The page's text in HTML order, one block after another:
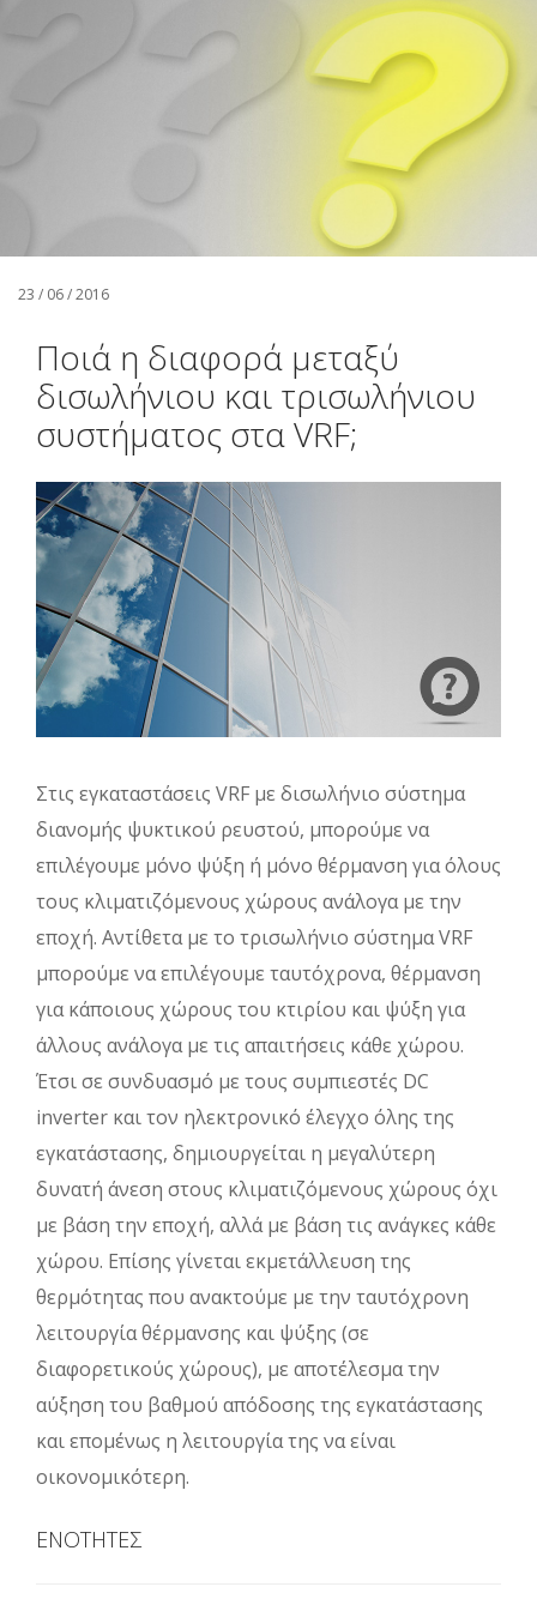
23 / 06 / 2016
Ποιά η διαφορά μεταξύ
δισωλήνιου και τρισωλήνιου
συστήματος στα VRF;
Στις εγκαταστάσεις VRF με δισωλήνιο σύστημα
διανομής ψυκτικού ρευστού, μπορούμε να
επιλέγουμε μόνο ψύξη ή μόνο θέρμανση για όλους
τους κλιματιζόμενους χώρους ανάλογα με την
εποχή. Αντίθετα με το τρισωλήνιο σύστημα VRF
μπορούμε να επιλέγουμε ταυτόχρονα, θέρμανση
για κάποιους χώρους του κτιρίου και ψύξη για
άλλους ανάλογα με τις απαιτήσεις κάθε χώρου.
Έτσι σε συνδυασμό με τους συμπιεστές DC
inverter και τον ηλεκτρονικό έλεγχο όλης της
εγκατάστασης, δημιουργείται η μεγαλύτερη
δυνατή άνεση στους κλιματιζόμενους χώρους όχι
με βάση την εποχή, αλλά με βάση τις ανάγκες κάθε
χώρου. Επίσης γίνεται εκμετάλλευση της
θερμότητας που ανακτούμε με την ταυτόχρονη
λειτουργία θέρμανσης και ψύξης (σε
διαφορετικούς χώρους), με αποτέλεσμα την
αύξηση του βαθμού απόδοσης της εγκατάστασης
και επομένως η λειτουργία της να είναι
οικονομικότερη.
ΕΝΟΤΗΤΕΣ